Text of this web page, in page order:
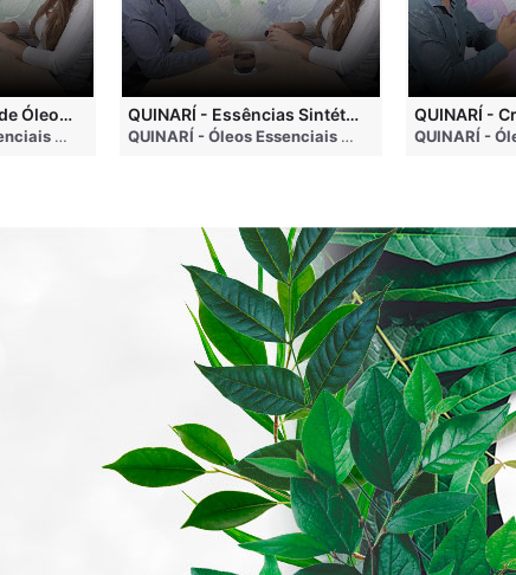
QUINARÍ - Inalação de Óleos Essenciais e Seus Benefícios
QUINARÍ - Óleos Essenciais e Aromaterapia • 3 months ago
QUINARÍ - Essências Sintéticas NÃO Funcionam na Aromaterapia
QUINARÍ - Óleos Essenciais e Aromaterapia • 3